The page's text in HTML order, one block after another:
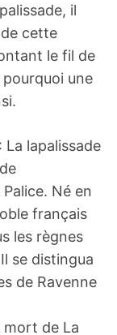
il
de cette
le fil de
pourquoi une
: La lapalissade
Né en
français
les règnes
se distingua
de Ravenne
mort de La